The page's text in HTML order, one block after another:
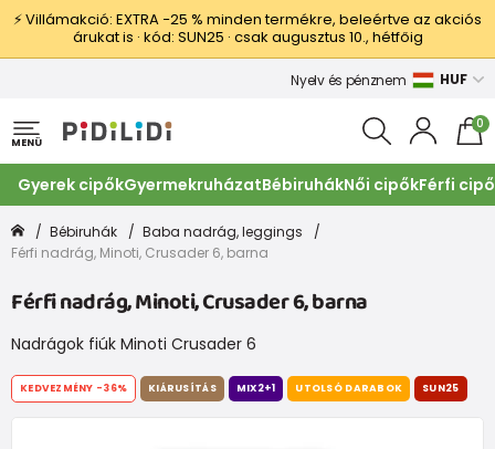
⚡ Villámakció: EXTRA −25 % minden termékre, beleértve az akciós
árukat is · kód: SUN25 · csak augusztus 10., hétfőig
Nyelv és pénznem HUF
MENÜ
0
Gyerek cipőkGyermekruházatBébiruhákNői cipőkFérfi
Bébiruhák
Baba nadrág, leggings
Férfi nadrág, Minoti, Crusader 6, barna
Férfi nadrág, Minoti, Crusader 6, barna
Nadrágok fiúk Minoti Crusader 6
KEDVEZMÉNY -36% KIÁRUSÍTÁS MIX2+1 UTOLSÓ DARABOK SUN25